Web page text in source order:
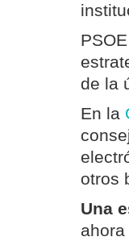
de la
En la
otros
Una